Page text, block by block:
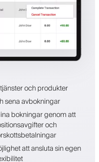
och produkter
sena avbokningar
bokningar genom att
och
att ansluta sin egen